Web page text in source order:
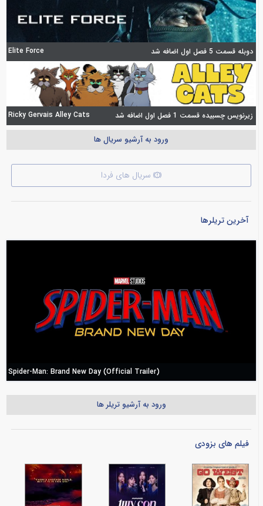
دوبله قسمت 5 فصل اول اضافه شد Elite Force
زیرنویس چسبیده قسمت 1 فصل اول اضافه شد Ricky Gervais Alley Cats
ورود به آرشیو سریال ها
سریال های فردا
آخرین تریلرها
Spider-Man: Brand New Day (Official Trailer)
ورود به آرشیو تریلر ها
فیلم های بزودی